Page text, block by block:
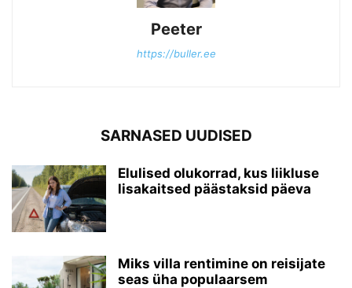
Peeter
https://buller.ee
SARNASED UUDISED
Elulised olukorrad, kus liikluse
lisakaitsed päästaksid päeva
Miks villa rentimine on reisijate
seas üha populaarsem